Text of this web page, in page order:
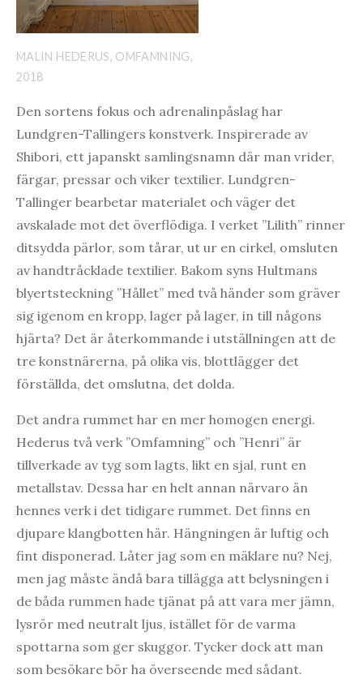
MALIN HEDERUS, OMFAMNING,
2018
Den sortens fokus och adrenalinpåslag har
Lundgren-Tallingers konstverk. Inspirerade av
Shibori, ett japanskt samlingsnamn där man vrider,
färgar, pressar och viker textilier. Lundgren-
Tallinger bearbetar materialet och väger det
avskalade mot det överflödiga. I verket ”Lilith” rinner
ditsydda pärlor, som tårar, ut ur en cirkel, omsluten
av handtråcklade textilier. Bakom syns Hultmans
blyertsteckning ”Hållet” med två händer som gräver
sig igenom en kropp, lager på lager, in till någons
hjärta? Det är återkommande i utställningen att de
tre konstnärerna, på olika vis, blottlägger det
förställda, det omslutna, det dolda.
Det andra rummet har en mer homogen energi.
Hederus två verk ”Omfamning” och ”Henri” är
tillverkade av tyg som lagts, likt en sjal, runt en
metallstav. Dessa har en helt annan närvaro än
hennes verk i det tidigare rummet. Det finns en
djupare klangbotten här. Hängningen är luftig och
fint disponerad. Låter jag som en mäklare nu? Nej,
men jag måste ändå bara tillägga att belysningen i
de båda rummen hade tjänat på att vara mer jämn,
lysrör med neutralt ljus, istället för de varma
spottarna som ger skuggor. Tycker dock att man
som besökare bör ha överseende med sådant.